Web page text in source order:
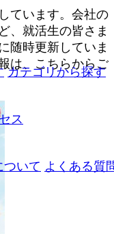
カテゴリから探す
ス
ついて よくある質
ています。会社の
、就活生の皆さま
随時更新していま
は、こちらからご